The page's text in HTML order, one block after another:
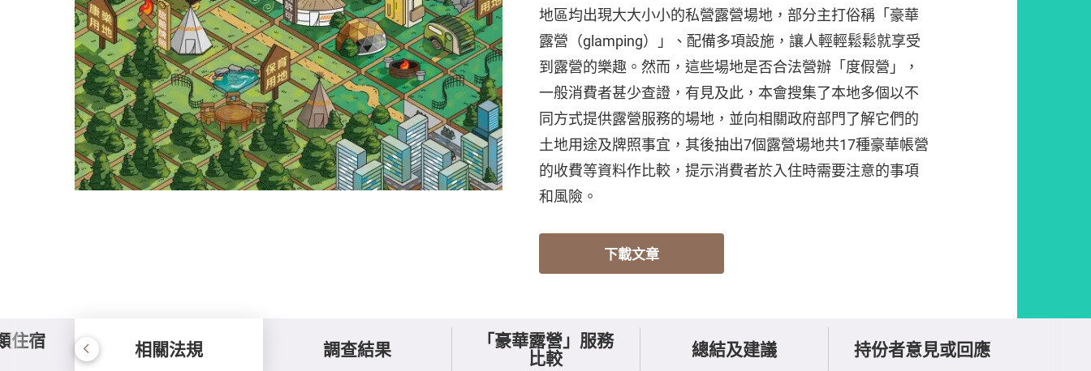
地區均出現大大小小的私營露營場地，部分主打俗稱「豪華
露營（glamping）」、配備多項設施，讓人輕輕鬆鬆就享受
到露營的樂趣。然而，這些場地是否合法營辦「度假營」，
一般消費者甚少查證，有見及此，本會搜集了本地多個以不
同方式提供露營服務的場地，並向相關政府部門了解它們的
土地用途及牌照事宜，其後抽出7個露營場地共17種豪華帳營
的收費等資料作比較，提示消費者於入住時需要注意的事項
和風險。
下載文章
住宿 相關法規 調查結果 「豪華露營」服務
比較 總結及建議 持份者意見或回應